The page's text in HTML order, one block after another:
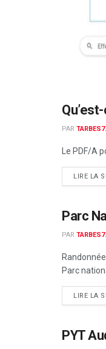
NON
PAR
Le PDF/A
LIRE LA
NON
Parc
PAR
Parc
LIRE LA
NON
PYT